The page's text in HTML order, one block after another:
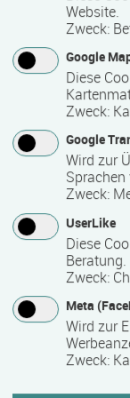
Bemerkungen zum
Der Kurs findet 1
Zeitraum von 10
09:30 - 11:00 Uhr
Maximale
Teilnahmegebühr
Website.
Zweck:
Google
Diese
Zweck:
Google
Wird zur
Sprachen
Zweck:
UserLike
Diese
Beratung.
Zweck:
Meta
Wird zur
Zweck: